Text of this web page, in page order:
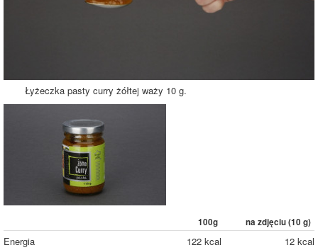
Łyżeczka pasty curry żółtej waży 10 g.
100g na zdjęciu (10 g)
Energia 122 kcal
12 kcal